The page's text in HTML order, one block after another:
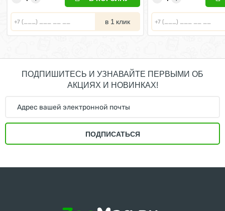
в 1 клик
ПОДПИШИТЕСЬ И УЗНАВАЙТЕ ПЕРВЫМИ ОБ
АКЦИЯХ И НОВИНКАХ!
ПОДПИСАТЬСЯ